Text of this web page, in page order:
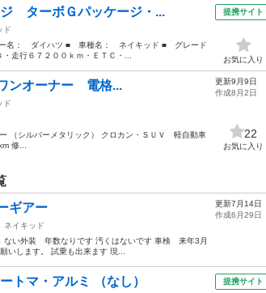
ターボＧパッケージ・...
ド
名： ダイハツ ■ 車種名： ネイキッド ■ グレード
行６７２００ｋｍ・ＥＴＣ・...
提携サイト
お気に入り
ンオーナー 電格...
ド
（シルバーメタリック） クロカン・ＳＵＶ 軽自動車
修...
更新9月9日
作成8月2日
22
お気に入り
ギアー
ネイキッド
ない外装 年数なりです 汚くはないです 車検 来年3月
いします。 試乗も出来ます 現...
更新7月14日
作成6月29日
トマ・アルミ （なし） 提携サイト